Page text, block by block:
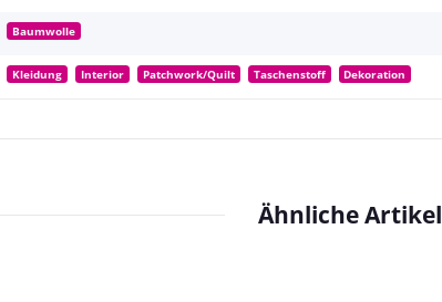
Baumwolle
Kleidung Interior Patchwork/Quilt Taschenstoff Dekoration
Ähnliche Artikel